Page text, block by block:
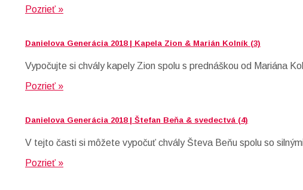
Pozrieť »
Danielova Generácia 2018 | Kapela Zion & Marián Kolník (3)
Vypočujte si chvály kapely Zion spolu s prednáškou od Mariána
Pozrieť »
Danielova Generácia 2018 | Štefan Beňa & svedectvá (4)
V tejto časti si môžete vypočuť chvály Števa Beňu spolu so
Pozrieť »